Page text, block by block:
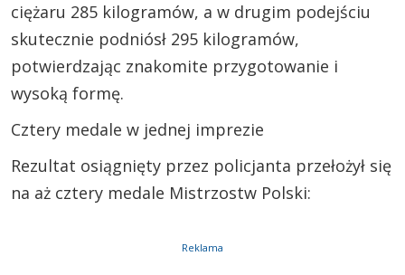
ciężaru 285 kilogramów, a w drugim podejściu
skutecznie podniósł 295 kilogramów,
potwierdzając znakomite przygotowanie i
wysoką formę.
Cztery medale w jednej imprezie
Rezultat osiągnięty przez policjanta przełożył się
na aż cztery medale Mistrzostw Polski:
Reklama